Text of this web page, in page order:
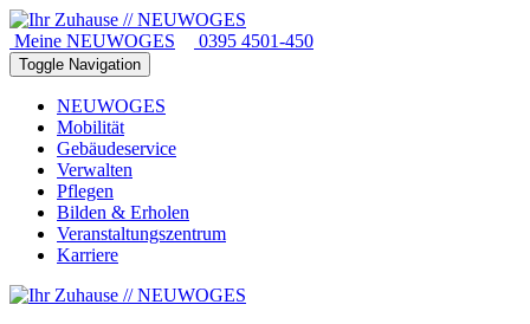
Meine NEUWOGES 0395 4501-450
Toggle Navigation
NEUWOGES
Mobilität
Gebäudeservice
Verwalten
Pflegen
Bilden & Erholen
Veranstaltungszentrum
Karriere